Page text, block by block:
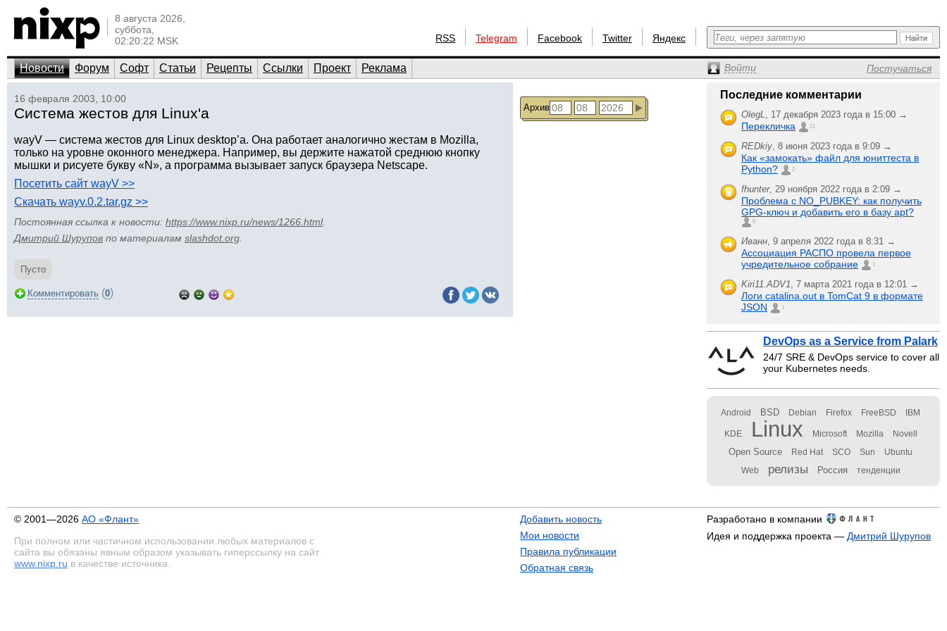
8 августа 2026,
суббота,
02:20:22 MSK
RSS Telegram Facebook Twitter Яндекс
Новости Форум Софт Статьи Рецепты Ссылки Проект Реклама Войти Постучаться
16 февраля 2003, 10:00
Система жестов для Linux'а
wayV — система жестов для Linux desktop’а. Она работает аналогично жестам в Mozilla,
только на уровне оконного менеджера. Например, вы держите нажатой среднюю кнопку
мышки и рисуете букву «N», а программа вызывает запуск браузера Netscape.
Посетить сайт wayV >>
Скачать wayv.0.2.tar.gz >>
Постоянная ссылка к новости: https://www.nixp.ru/news/1266.html.
Дмитрий Шурупов по материалам slashdot.org
Пусто
Комментировать (0)
Архив
Последние комментарии
OlegL, 17 декабря 2023 года в 15:00 →
Перекличка 21
REDkiy, 8 июня 2023 года в 9:09 →
Как «замокать» файл для юниттеста в
Python?
2
fhunter, 29 ноября 2022 года в 2:09 →
Проблема с NO_PUBKEY: как получить
GPG-ключ и добавить его в базу apt?
6
Иванн, 9 апреля 2022 года в 8:31 →
Ассоциация РАСПО провела первое
учредительное собрание
1
Kiri11.ADV1, 7 марта 2021 года в 12:01 →
Логи catalina.out в TomCat 9 в формате
JSON
1
DevOps as a Service from Palark
24/7 SRE & DevOps service to cover all
your Kubernetes needs.
Android BSD Debian Firefox FreeBSD IBM
KDE Linux Microsoft Mozilla Novell
Open Source Red Hat SCO Sun Ubuntu
Web релизы Россия тенденции
© 2001—2026 АО «Флант»
При полном или частичном использовании любых материалов с
сайта вы обязаны явным образом указывать гиперссылку на сайт
www.nixp.ru в качестве источника.
Добавить новость
Мои новости
Правила публикации
Обратная связь
Разработано в компании
Идея и поддержка проекта — Дмитрий Шурупов